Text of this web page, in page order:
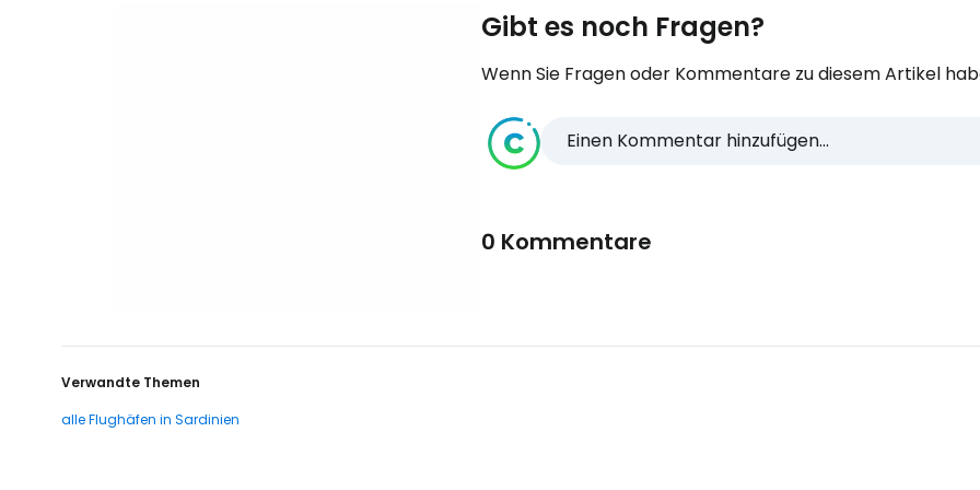
Gibt es noch Fragen?
Wenn Sie Fragen oder Kommentare zu diesem Artikel
Einen Kommentar hinzufügen...
0 Kommentare
Verwandte Themen
alle Flughäfen in Sardinien